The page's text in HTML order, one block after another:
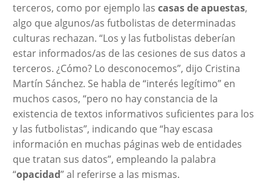
terceros, como por ejemplo las casas de apuestas,
algo que algunos/as futbolistas de determinadas
culturas rechazan. “Los y las futbolistas deberían
estar informados/as de las cesiones de sus datos a
terceros. ¿Cómo? Lo desconocemos”, dijo Cristina
Martín Sánchez. Se habla de “interés legítimo” en
muchos casos, “pero no hay constancia de la
existencia de textos informativos suficientes para los
y las futbolistas”, indicando que “hay escasa
información en muchas páginas web de entidades
que tratan sus datos”, empleando la palabra
“opacidad” al referirse a las mismas.